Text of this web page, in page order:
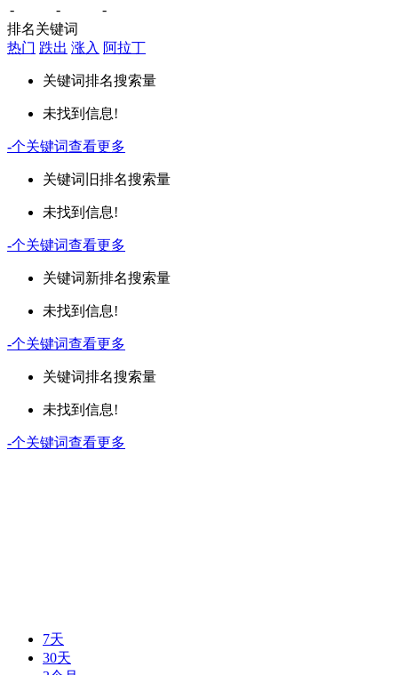
-
-
-
排名关键词
热门 跌出 涨入 阿拉丁
关键词排名搜索量
未找到信息!
-个关键词查看更多
关键词 旧排名搜索量
未找到信息!
-个关键词查看更多
关键词新排名搜索量
未找到信息!
-个关键词查看更多
关键词排名搜索量
未找到信息!
-个关键词查看更多
7天
30天